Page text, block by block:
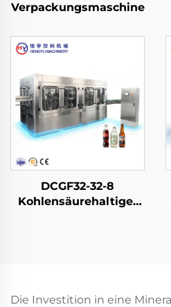
Verpackungsmaschine
DCGF32-32-8
Kohlensäurehaltige-
Die Investition in eine